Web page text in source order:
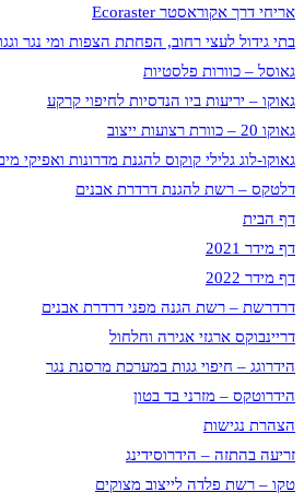
אריחי דרך אקוראסטר Ecoraster
בתי גידול לעצי רחוב, הפחתת הצפות ומי נגר
גאוסל – כוורות פלסטיות
גאוקו – יריעות ביו הנדסיות לחיפוי קרקע
גאוקו 20 – כוורת רצועות ייצוב
גאוקו-לוג גלילי קוקוס להגנת מדרונות ואפיקי
דלטקס – רשת להגנת דרדרת אבנים
דף הבית
דף מידר 2021
דף מידר 2022
דרדרשת – רשת הגנה מפני דרדרת אבנים
דריינבוקס ארגזי אגירה וחלחול
הידרוגג – חיפוי גגות במערכת מרסנת נגר
הידרוטקס – מזרני בד בטון
הצהרת נגישות
זריעה בהתזה – הידרוסידינג
טקו – רשת פלדה לייצוב מצוקים